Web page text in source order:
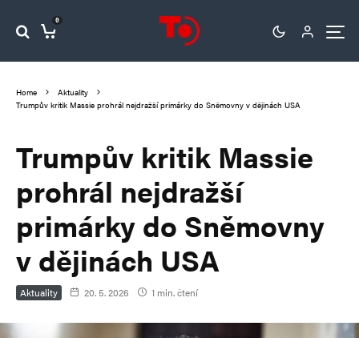
0
Home
Aktuality
Trumpův kritik Massie prohrál nejdražší primárky do Sněmovny v dějinách USA
Trumpův kritik Massie
prohrál nejdražší
primárky do Sněmovny
v dějinách USA
Aktuality 20. 5. 2026 1 min. čtení